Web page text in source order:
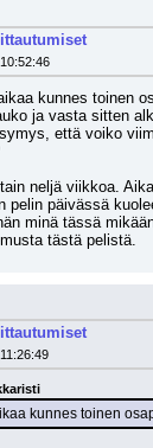
kunnes toinen
ja vasta sitten
että voiko
neljä viikkoa.
pelin päivässä
minä tässä
tästä pelistä.
kunnes toinen